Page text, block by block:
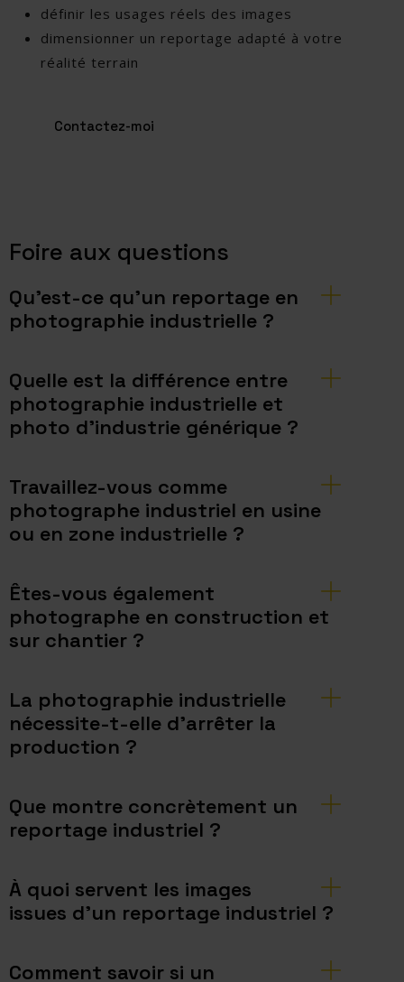
définir les usages réels des images
dimensionner un reportage adapté à votre
réalité terrain
Contactez-moi
Foire aux questions
Qu’est-ce qu’un reportage en
photographie industrielle ?
Quelle est la différence entre
photographie industrielle et
photo d’industrie générique ?
Travaillez-vous comme
photographe industriel en usine
ou en zone industrielle ?
Êtes-vous également
photographe en construction et
sur chantier ?
La photographie industrielle
nécessite-t-elle d’arrêter la
production ?
Que montre concrètement un
reportage industriel ?
À quoi servent les images
issues d’un reportage industriel ?
Comment savoir si un